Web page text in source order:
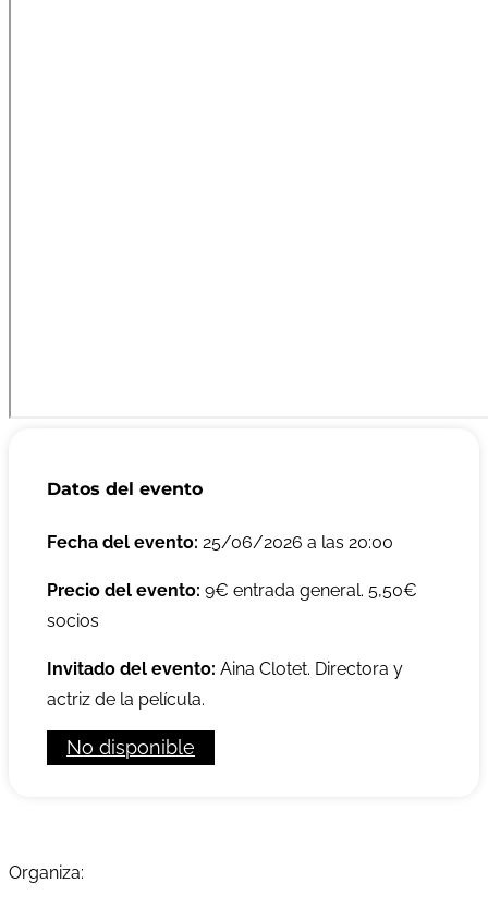
Datos del evento
Fecha del evento: 25/06/2026 a las 20:00
Precio del evento: 9€ entrada general. 5,50€
socios
Invitado del evento: Aina Clotet. Directora y
actriz de la película.
No disponible
Organiza: